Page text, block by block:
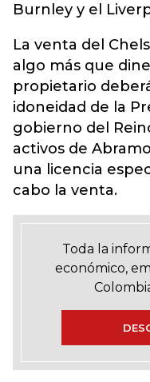
Burnley y el
La venta del
algo más que
propietario
idoneidad de la
gobierno del
activos de
una licencia
cabo la venta.
Toda la
económico,